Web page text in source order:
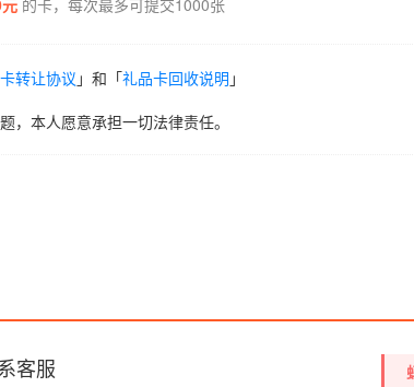
转让协议」和「礼品卡回收说明 」
，本人愿意承担一切法律责任。
客服